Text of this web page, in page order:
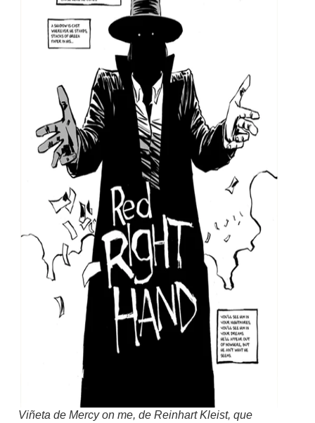
Viñeta de Mercy on me, de Reinhart Kleist, que